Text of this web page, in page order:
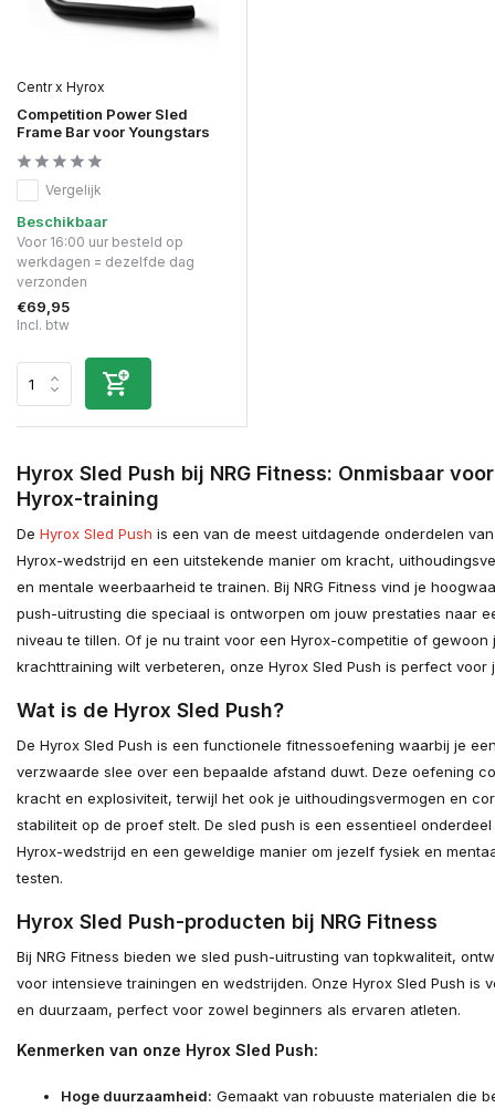
Centr x Hyrox
Competition Power Sled
Frame Bar voor Youngstars
Vergelijk
Beschikbaar
Voor 16:00 uur besteld op
werkdagen = dezelfde dag
verzonden
€69,95
Incl. btw
Hyrox Sled Push bij NRG Fitness: Onmisbaar
Hyrox-training
De Hyrox Sled Push is een van de meest uitdagende onderdelen
Hyrox-wedstrijd en een uitstekende manier om kracht,
en mentale weerbaarheid te trainen. Bij NRG Fitness vind je
push-uitrusting die speciaal is ontworpen om jouw prestaties naar
niveau te tillen. Of je nu traint voor een Hyrox-competitie of gewoon
krachttraining wilt verbeteren, onze Hyrox Sled Push is perfect voor
Wat is de Hyrox Sled Push?
De Hyrox Sled Push is een functionele fitnessoefening waarbij je
verzwaarde slee over een bepaalde afstand duwt. Deze oefening
kracht en explosiviteit, terwijl het ook je uithoudingsvermogen en
stabiliteit op de proef stelt. De sled push is een essentieel
Hyrox-wedstrijd en een geweldige manier om jezelf fysiek en
testen.
Hyrox Sled Push-producten bij NRG Fitness
Bij NRG Fitness bieden we sled push-uitrusting van topkwaliteit,
voor intensieve trainingen en wedstrijden. Onze Hyrox Sled Push is
en duurzaam, perfect voor zowel beginners als ervaren atleten.
Kenmerken van onze Hyrox Sled Push:
Hoge duurzaamheid: Gemaakt van robuuste materialen die